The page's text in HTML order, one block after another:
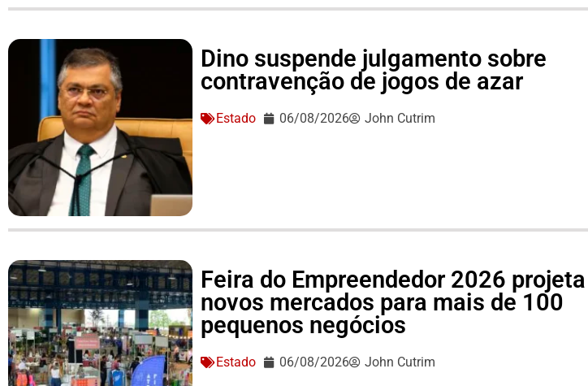
Dino suspende julgamento sobre
contravenção de jogos de azar
Estado 06/08/2026 John Cutrim
Feira do Empreendedor 2026 projeta
novos mercados para mais de 100
pequenos negócios
Estado 06/08/2026 John Cutrim